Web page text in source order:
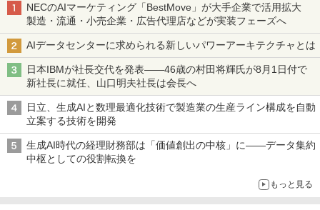
NECのAIマーケティング「BestMove」が大手企業で活用拡大
製造・流通・小売企業・広告代理店などが実装フェーズへ
AIデータセンターに求められる新しいパワーアーキテクチャとは
日本IBMが社長交代を発表――46歳の村田将輝氏が8月1日付で
新社長に就任、山口明夫社長は会長へ
日立、生成AIと数理最適化技術で製造業の生産ライン構成を自動
立案する技術を開発
生成AI時代の経理財務部は「価値創出の中核」に――データ集約
中枢としての役割転換を
もっと見る